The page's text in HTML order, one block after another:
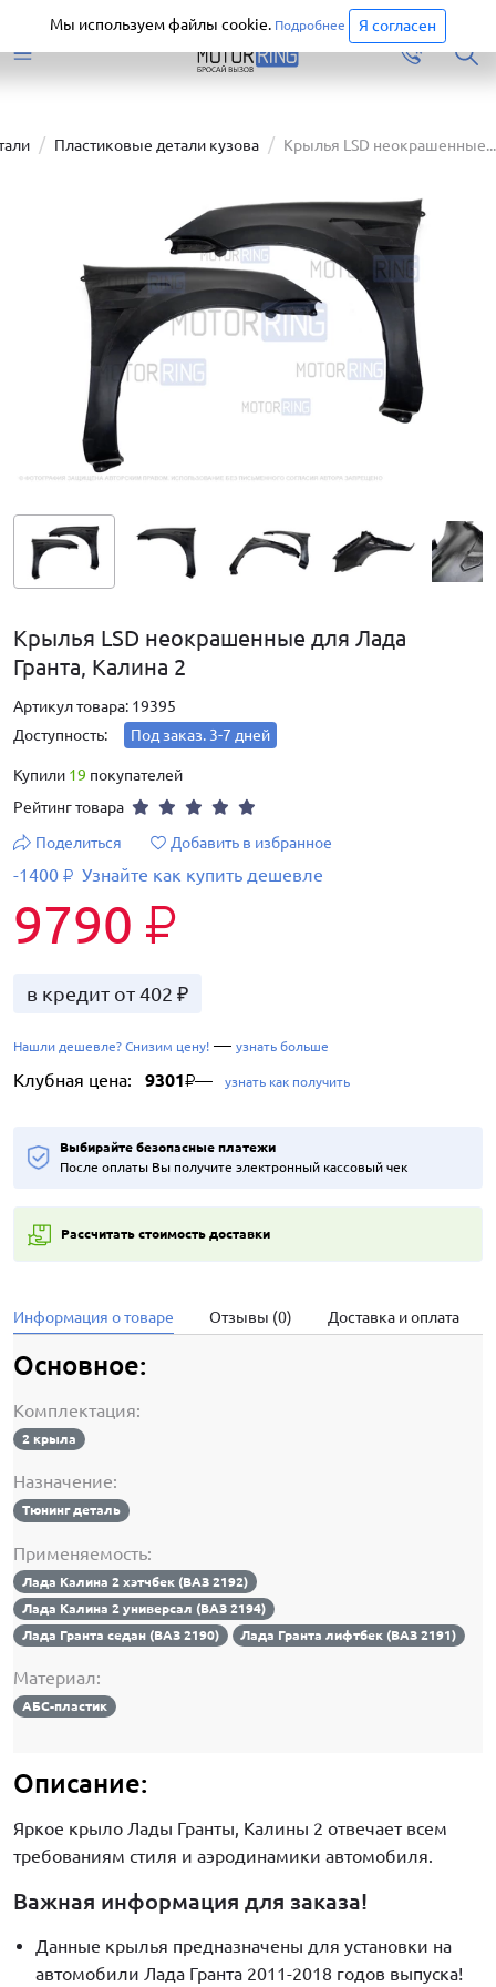
Перейти
Пластиковые детали кузова Крылья LSD неокрашенные...
Крылья LSD неокрашенные для Лада
Гранта, Калина 2
Артикул товара: 19395
Доступность:
Под заказ. 3-7 дней
Купили 19 покупателей
Рейтинг товара
Поделиться
Добавить в избранное
-1400 ₽ Узнайте как купить дешевле
9790 ₽
в кредит от 402 ₽
Нашли дешевле? Снизим цену! — узнать больше
Клубная цена: 9301₽— узнать как получить
Выбирайте безопасные платежи
После оплаты Вы получите электронный кассовый чек
Рассчитать стоимость доставки
Информация о товаре Отзывы (0) Доставка и оплата
Основное:
Комплектация:
2 крыла
Назначение:
Тюнинг деталь
Применяемость:
Лада Калина 2 хэтчбек (ВАЗ 2192)
Лада Калина 2 универсал (ВАЗ 2194)
Лада Гранта седан (ВАЗ 2190)
Лада Гранта лифтбек (ВАЗ 2191)
Материал:
АБС-пластик
Описание:
Яркое крыло Лады Гранты, Калины 2 отвечает всем
требованиям стиля и аэродинамики автомобиля.
Важная информация для заказа!
Данные крылья предназначены для установки на
автомобили Лада Гранта 2011-2018 годов выпуска!
Мы используем файлы cookie. Подробнее Я согласен